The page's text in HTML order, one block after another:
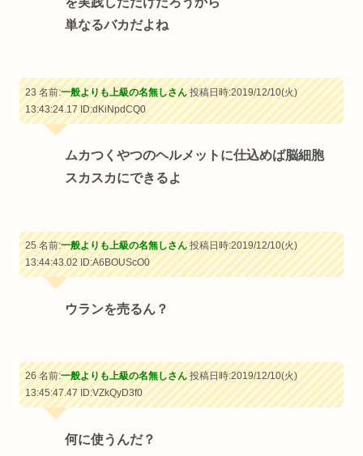
単なるバカだよね
23 名前:一般よりも上級の名無しさん投稿日時:2019/12/10(火)
13:43:24.17ID:dKiNpdCQ0
ムカつくやつのヘルメットに仕込めば脳細胞
スカスカにできるよ
25 名前:一般よりも上級の名無しさん投稿日時:2019/12/10(火)
13:44:43.02ID:A6BOUScO0
ウランを売るん？
26 名前:一般よりも上級の名無しさん投稿日時:2019/12/10(火)
13:45:47.47ID:VZkQyD3f0
何に使うんだ？